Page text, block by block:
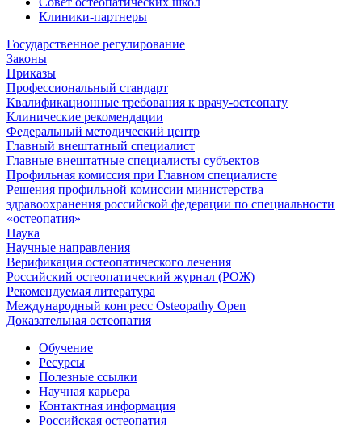
Клиники-партнеры
Государственное регулирование
Законы
Приказы
Профессиональный стандарт
Квалификационные требования к врачу-остеопату
Клинические рекомендации
Федеральный методический центр
Главный внештатный специалист
Главные внештатные специалисты субъектов
Профильная комиссия при Главном специалисте
Решения профильной комиссии министерства
здравоохранения российской федерации по специальности
«остеопатия»
Наука
Научные направления
Верификация остеопатического лечения
Российский остеопатический журнал (РОЖ)
Рекомендуемая литература
Международный конгресс Osteopathy Open
Доказательная остеопатия
Обучение
Ресурсы
Полезные ссылки
Научная карьера
Контактная информация
Российская остеопатия